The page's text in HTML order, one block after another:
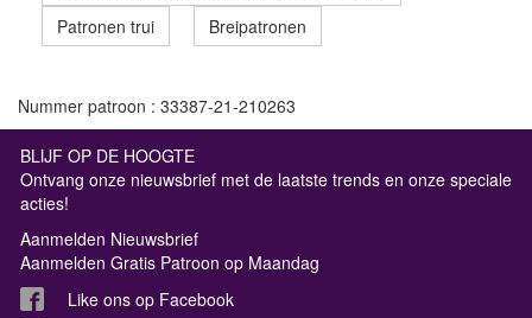
Patronen trui
Breipatronen
Nummer patroon : 33387-21-210263
BLIJF OP DE HOOGTE
Ontvang onze nieuwsbrief met de laatste trends en onze speciale
acties!
Aanmelden Nieuwsbrief
Aanmelden Gratis Patroon op Maandag
Like ons op Facebook